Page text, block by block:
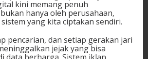
kini memang penuh
hanya oleh perusahaan,
yang kita ciptakan sendiri.
pencarian, dan setiap gerakan jari
jejak yang bisa